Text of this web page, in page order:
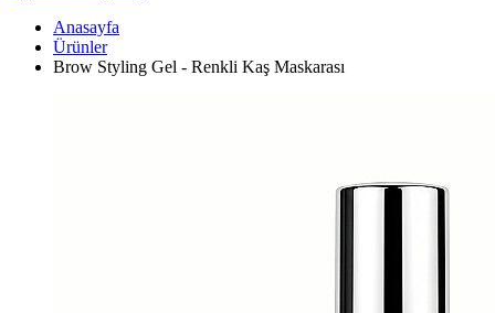
Anasayfa
Ürünler
Brow Styling Gel - Renkli Kaş Maskarası